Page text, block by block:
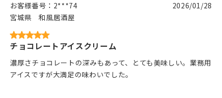
お客様番号： 2***74
宮城県
和風居酒屋
2026/01/28
チョコレートアイスクリーム
濃厚さチョコレートの深みもあって、とても美味しい。業務用
アイスですが大満足の味わいでした。